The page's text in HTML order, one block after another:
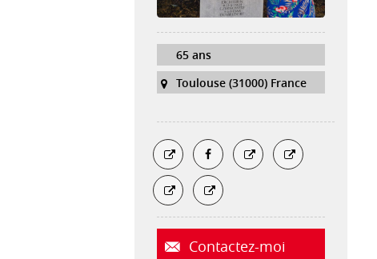
65 ans
Toulouse (31000) France
Contactez-moi